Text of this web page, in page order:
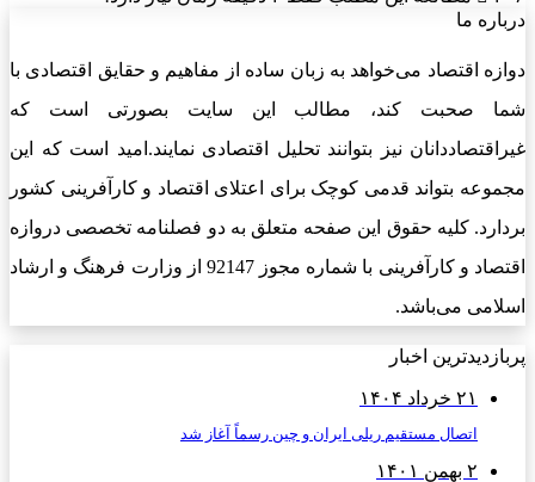
درباره ما
دوازه اقتصاد می‌خواهد به زبان ساده از مفاهیم و حقایق اقتصادی با
شما صحبت کند، مطالب این سایت بصورتی است که
غیراقتصاددانان نیز بتوانند تحلیل اقتصادی نمایند.امید است که این
مجموعه بتواند قدمی کوچک برای اعتلای اقتصاد و کارآفرینی کشور
بردارد. کلیه حقوق این صفحه متعلق به دو فصلنامه تخصصی دروازه
اقتصاد و کارآفرینی با شماره مجوز 92147 از وزارت فرهنگ و ارشاد
اسلامی می‌باشد.
پربازدیدترین اخبار
۲۱ خرداد ۱۴۰۴
اتصال مستقیم ریلی ایران و چین رسماً آغاز شد
۲ بهمن ۱۴۰۱